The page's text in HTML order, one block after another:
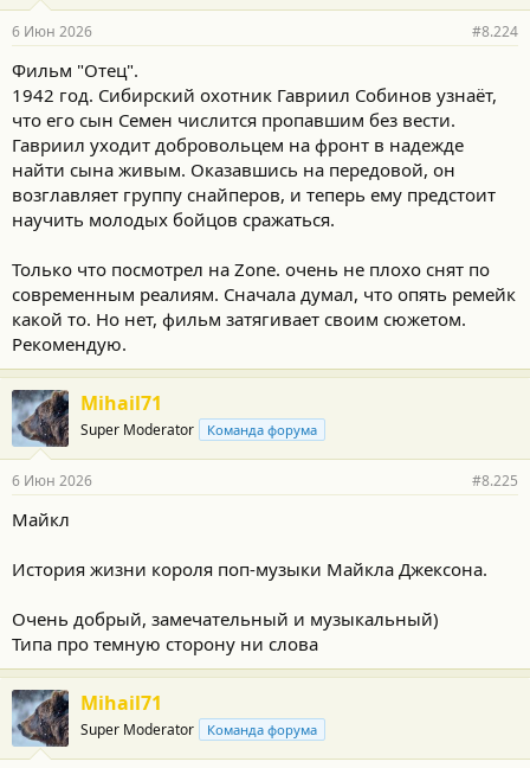
6 Июн 2026 #8.224
Фильм "Отец".
1942 год. Сибирский охотник Гавриил Собинов узнаёт,
что его сын Семен числится пропавшим без вести.
Гавриил уходит добровольцем на фронт в надежде
найти сына живым. Оказавшись на передовой, он
возглавляет группу снайперов, и теперь ему предстоит
научить молодых бойцов сражаться.
Только что посмотрел на Zone. очень не плохо снят по
современным реалиям. Сначала думал, что опять ремейк
какой то. Но нет, фильм затягивает своим сюжетом.
Рекомендую.
Mihail71
Super Moderator Команда форума
6 Июн 2026 #8.225
Майкл
История жизни короля поп-музыки Майкла Джексона.
Очень добрый, замечательный и музыкальный)
Типа про темную сторону ни слова
Mihail71
Super Moderator Команда форума